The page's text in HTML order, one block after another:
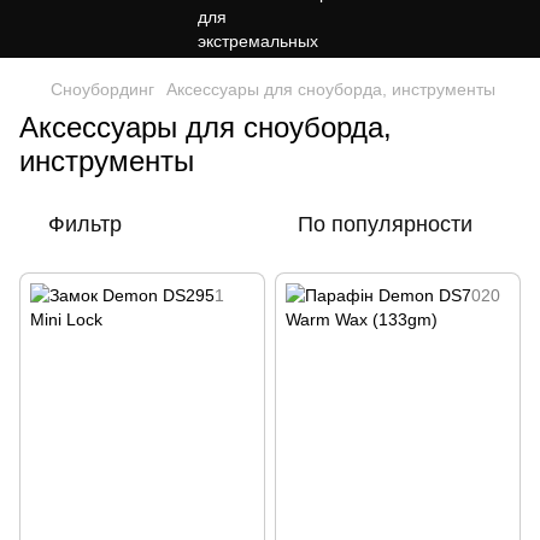
Сноубординг Аксессуары для сноуборда, инструменты
Аксессуары для сноуборда,
инструменты
Фильтр По популярности